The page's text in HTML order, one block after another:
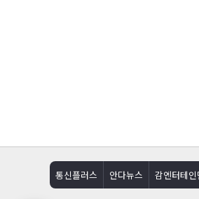
통신플러스 안다뉴스 감엔터테인